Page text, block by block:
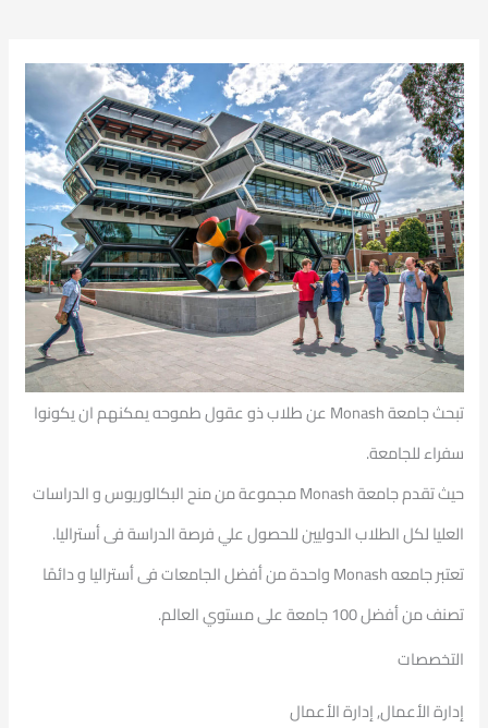
تبحث جامعة Monash عن طلاب ذو عقول طموحه يمكنهم ان يكونوا
سفراء للجامعة.
حيث تقدم جامعة Monash مجموعة من منح البكالوريوس و الدراسات
العليا لكل الطلاب الدوليين للحصول علي فرصة الدراسة فى أستراليا.
تعتبر جامعه Monash واحدة من أفضل الجامعات فى أستراليا و دائمًا
تصنف من أفضل 100 جامعة على مستوي العالم.
التخصصات
إدارة الأعمال, إدارة الأعمال